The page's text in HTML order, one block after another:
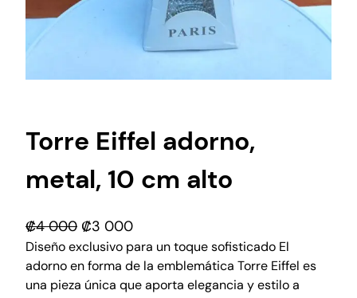
Torre Eiffel adorno,
metal, 10 cm alto
₡4 000 E
l
p
r
₡3 000E
l
p
r
Diseño exclusivo para un toque sofisticado El
adorno en forma de la emblemática Torre Eiffel es
una pieza única que aporta elegancia y estilo a